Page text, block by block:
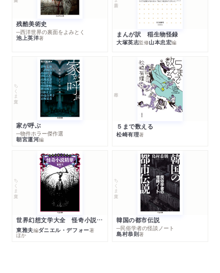
残酷美術史
─西洋世界の裏面をよみとく
池上英洋著 まんが訳 稲生物怪録
大塚英志監修山本忠宏編
ちくま文庫
家が呼ぶ
─物件ホラー傑作選
朝宮運河編
５まで数える
松崎有理著
ちくま文庫
世界幻想文学大全 怪奇小説精華
東雅夫編ダニエル・デフォー著
ほか
ちくま文庫
韓国の都市伝説
─民俗学者の怪談ノート
島村恭則著